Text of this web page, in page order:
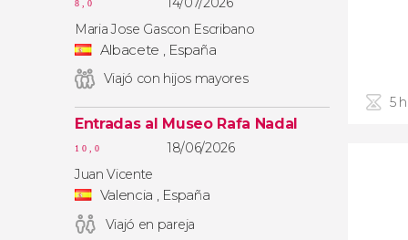
8,0
Maria Jose Gascon Escribano
Albacete , España
Viajó con hijos mayores
Entradas al Museo Rafa Nadal
10,0
18/06/2026
Juan Vicente
Valencia , España
Viajó en pareja
5